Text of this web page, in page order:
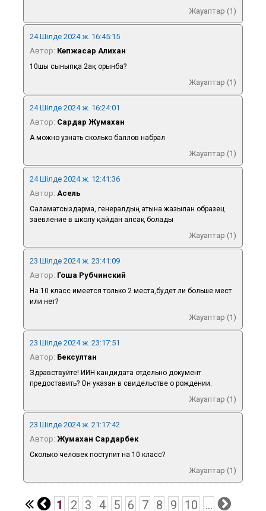
Жауаптар (1)
24 Шілде 2024 ж. 16:45:15
Автор: Көпжасар Алихан
10шы сыныпқа 2ақ орынба?
Жауаптар (1)
24 Шілде 2024 ж. 16:24:01
Автор: Сардар Жумахан
А можно узнать сколько баллов набрал
Жауаптар (1)
24 Шілде 2024 ж. 12:41:36
Автор: Асель
Саламатсыздарма, генералдың атына жазылған образец
заевление в школу қайдан алсақ болады
Жауаптар (1)
23 Шілде 2024 ж. 23:41:09
Автор: Гоша Рубчинский
На 10 класс имеется только 2 места,будет ли больше мест
или нет?
Жауаптар (1)
23 Шілде 2024 ж. 23:17:51
Автор: Бексултан
Здравствуйте! ИИН кандидата отдельно документ
предоставить? Он указан в свидельстве о рождении.
Жауаптар (1)
23 Шілде 2024 ж. 21:17:42
Автор: Жумахан Сардарбек
Сколько человек поступит на 10 класс?
Жауаптар (1)
1 2 3 4 5 6 7 8 9 10 ...